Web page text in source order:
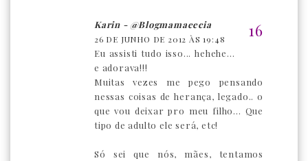
Karin - @blogmamaeecia
26 DE JUNHO DE 2012 ÀS 19:48
Eu assisti tudo isso... hehehe...
e adorava!!!
Muitas vezes me pego pensando
nessas coisas de herança, legado.. o
que vou deixar pro meu filho... Que
tipo de adulto ele será, etc!
Só sei que nós, mães, tentamos